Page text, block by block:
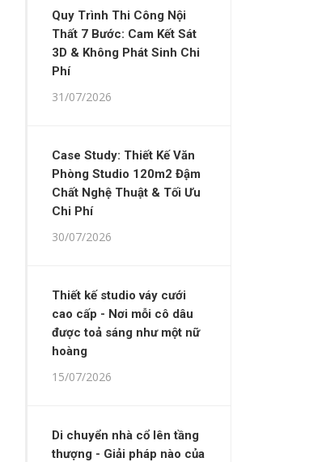
Quy Trình Thi Công Nội
Thất 7 Bước: Cam Kết Sát
3D & Không Phát Sinh Chi
Phí
31/07/2026
Case Study: Thiết Kế Văn
Phòng Studio 120m2 Đậm
Chất Nghệ Thuật & Tối Ưu
Chi Phí
30/07/2026
Thiết kế studio váy cưới
cao cấp - Nơi mỗi cô dâu
được toả sáng như một nữ
hoàng
15/07/2026
Di chuyển nhà cổ lên tầng
thượng - Giải pháp nào của